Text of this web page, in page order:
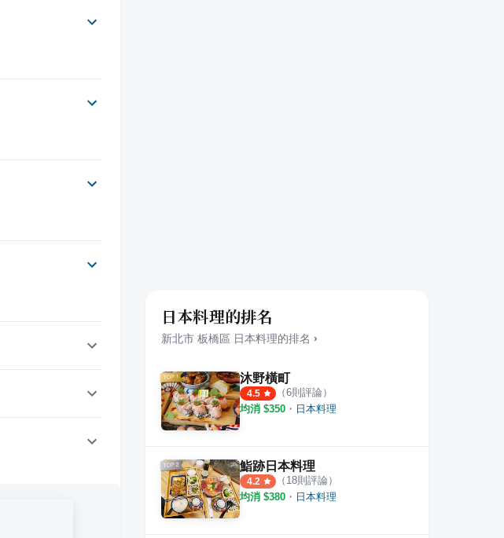
日本料理的排名
新北市 板橋區 日本料理的排名 ›
沐野橫町
4.5 （6則評論）
均消 $350 ・ 日本料理
鮨跡日本料理
4.2 （ 18則評論）
均消 $380 ・ 日本料理